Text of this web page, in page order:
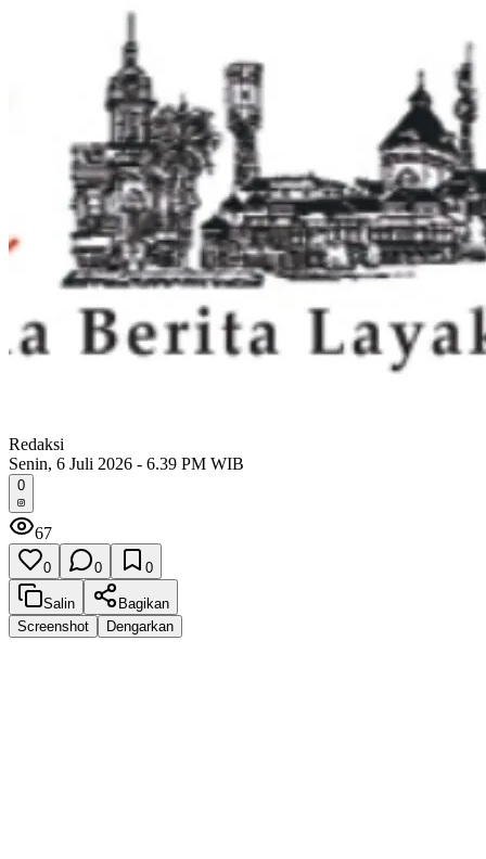
Redaksi
Senin, 6 Juli 2026 - 6.39 PM WIB
0
67
0 0 0
Salin
Bagikan
Screenshot
Dengarkan